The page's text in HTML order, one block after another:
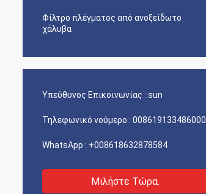
Φίλτρο πλέγματος από ανοξείδωτο
χάλυβα
Υπεύθυνος Επικοινωνίας : sun
Τηλεφωνικό νούμερο : 008619133486000
WhatsApp : +008618632878584
Μιλήστε Τώρα.